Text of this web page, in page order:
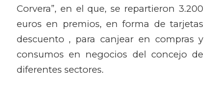
Corvera”, en el que, se repartieron 3.200
euros en premios, en forma de tarjetas
descuento , para canjear en compras y
consumos en negocios del concejo de
diferentes sectores.